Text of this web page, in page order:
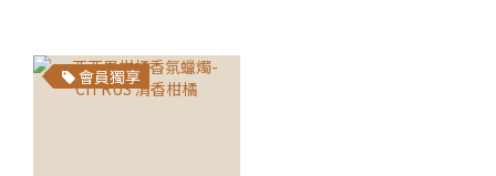
會員獨享